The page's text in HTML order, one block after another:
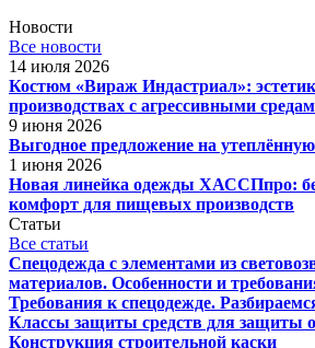
Новости
Все новости
14 июля 2026
Костюм «Вираж Индастриал»:
производствах с агрессивными
9 июня 2026
Выгодное предложение на
1 июня 2026
Новая линейка одежды ХАССПпро:
комфорт для пищевых производств
Статьи
Все статьи
Спецодежда с элементами из
материалов. Особенности и
Требования к спецодежде.
Классы защиты средств для защиты
Конструкция строительной каски